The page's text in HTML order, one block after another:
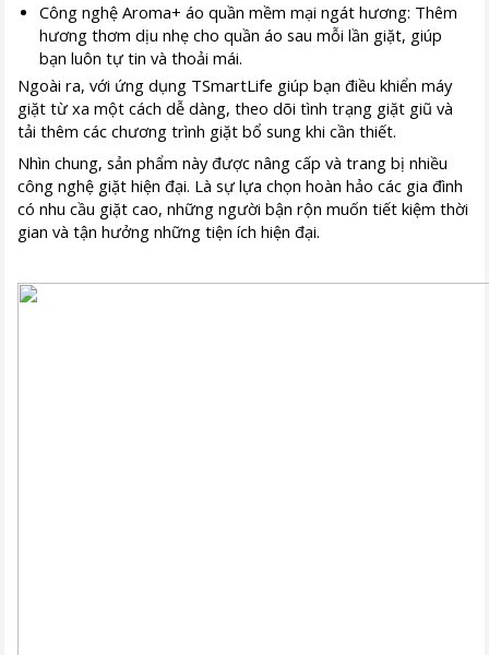
Công nghệ Aroma+ áo quần mềm mại ngát hương: Thêm
hương thơm dịu nhẹ cho quần áo sau mỗi lần giặt, giúp
bạn luôn tự tin và thoải mái.
Ngoài ra, với ứng dụng TSmartLife giúp bạn điều khiển máy
giặt từ xa một cách dễ dàng, theo dõi tình trạng giặt giũ và
tải thêm các chương trình giặt bổ sung khi cần thiết.
Nhìn chung, sản phẩm này được nâng cấp và trang bị nhiều
công nghệ giặt hiện đại. Là sự lựa chọn hoàn hảo các gia đình
có nhu cầu giặt cao, những người bận rộn muốn tiết kiệm thời
gian và tận hưởng những tiện ích hiện đại.